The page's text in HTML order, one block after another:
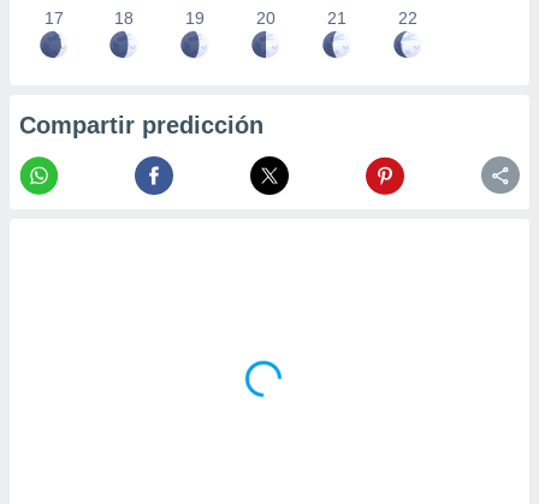
17 18 19 20 21 22
Compartir predicción